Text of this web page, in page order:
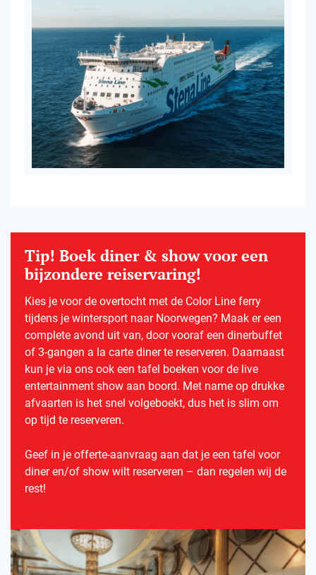
Tip! Boek diner & show voor een
bijzondere reiservaring!
Kies je voor de overtocht met de Color Line ferry
tijdens je wintersport naar Noorwegen? Maak er een
complete avond uit van, door vooraf een dinerbuffet
of 3-gangen a la carte diner te reserveren. Daarnaast
kun je via ons ook een tafel boeken voor de live
entertainment show aan boord. Met name op drukke
afvaarten is het snel volgeboekt, dus het is slim om
op tijd te reserveren.
Geef in je offerte-aanvraag aan dat je een tafel voor
diner en/of show wilt reserveren – dan regelen wij de
rest!